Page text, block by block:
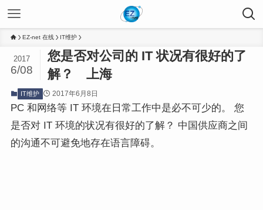
EZ-net 在线 IT维护
您是否对公司的 IT 状况有很好的了
解？ 上海
2017
6/08
IT维护 2017年6月8日
PC 和网络等 IT 环境在日常工作中是必不可少的。 您
是否对 IT 环境的状况有很好的了解？ 中国供应商之间
的沟通不可避免地存在语言障碍。